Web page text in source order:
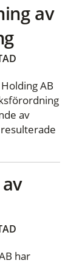
av
AB
av
har